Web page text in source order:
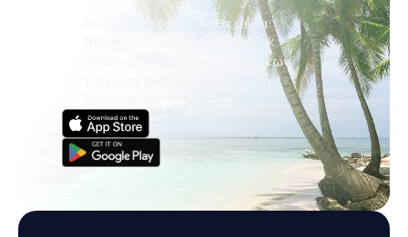
Νέες προσφορές κάθε μέρα:
πτήσεις, διακοπές, city break
Πρακτική διαχείριση κρατήσεων
Όλα όσα έχουν σημασία, στη